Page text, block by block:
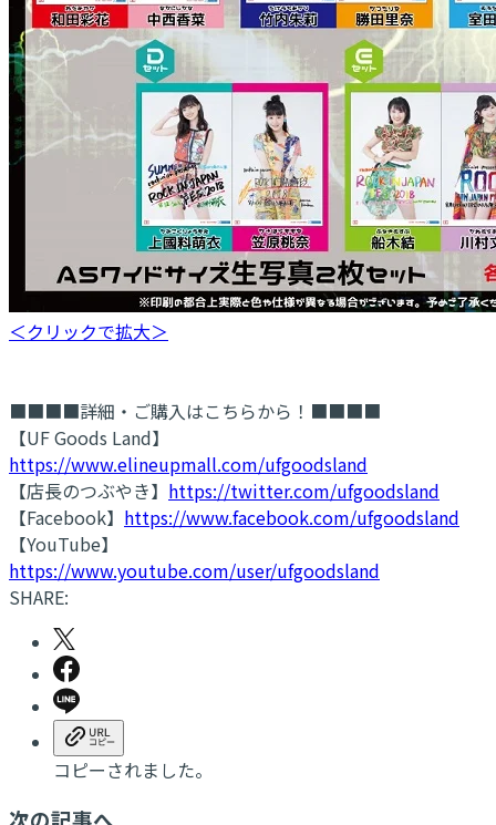
＜クリックで拡大＞
■■■■詳細・ご購入はこちらから！■■■■
【UF Goods Land】
https://www.elineupmall.com/ufgoodsland
【店長のつぶやき】 https://twitter.com/ufgoodsland
【Facebook】 https://www.facebook.com/ufgoodsland
【YouTube】
https://www.youtube.com/user/ufgoodsland
SHARE:
コピーされました。
次の記事へ